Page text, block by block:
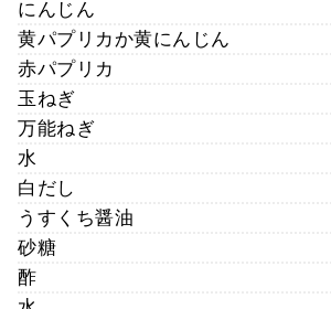
にんじん
黄パプリカか黄にんじん
赤パプリカ
玉ねぎ
万能ねぎ
水
白だし
うすくち醤油
砂糖
酢